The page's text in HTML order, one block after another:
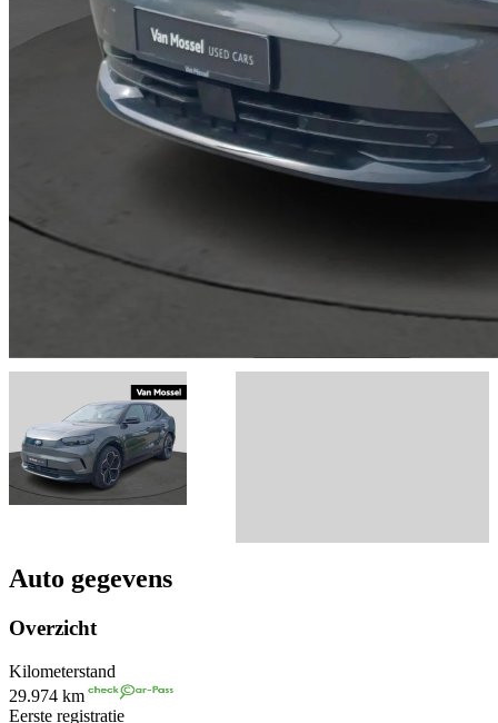
Auto gegevens
Overzicht
Kilometerstand
29.974 km
Eerste registratie